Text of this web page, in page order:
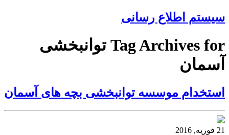
سیستم اطلاع رسانی
Tag Archives for توانبخشی
آسمان
استخدام موسسه توانبخشی بچه های آسمان
21 فوریه, 2016